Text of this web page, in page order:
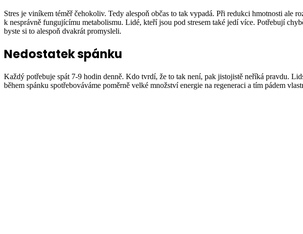
Stres je viníkem téměř čehokoliv. Tedy alespoň občas to tak vypadá. Při redukci hmotnosti
k nesprávně fungujícímu metabolismu. Lidé, kteří jsou pod stresem také jedí více. Potřebují
byste si to alespoň dvakrát promysleli.
Nedostatek spánku
Každý potřebuje spát 7-9 hodin denně. Kdo tvrdí, že to tak není, pak jistojistě neříká pravdu.
během spánku spotřebováváme poměrně velké množství energie na regeneraci a tím pádem